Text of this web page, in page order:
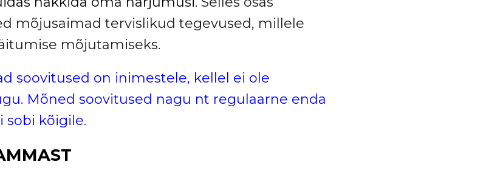
mõjusaimad tervislikud tegevused, millele
mõjutamiseks.
soovitused on inimestele, kellel ei ole
Mõned soovitused nagu nt regulaarne enda
sobi kõigile.